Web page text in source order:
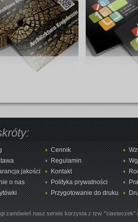
jakości
o nas
Cennik
Regulamin
Kontakt
Polityka prywatności
Przygotowanie do druku
zamówień nasz serwis korzysta z tzw.